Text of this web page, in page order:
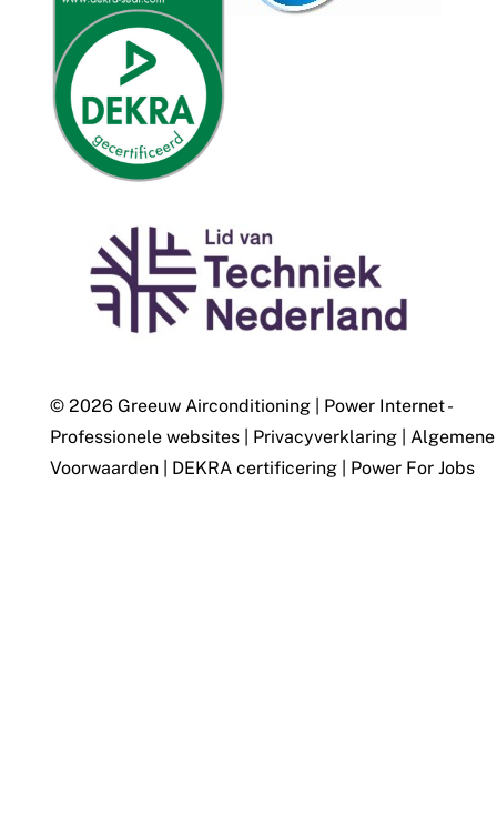
© 2026 Greeuw Airconditioning| Power Internet -
Professionele websites| Privacyverklaring| Algemene
Voorwaarden| DEKRA certificering| Power For Jobs